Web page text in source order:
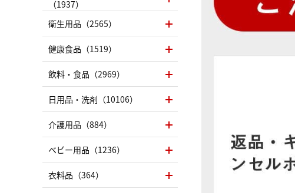
（1937）
衛生用品（2565）
健康食品（1519）
飲料・食品（2969）
日用品・洗剤（10106）
介護用品（884）
ベビー用品（1236）
衣料品（364）